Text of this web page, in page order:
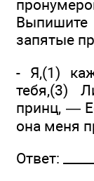
запятые
- Я,(1)
тебя,(3)
принц, —
она меня
Ответ: